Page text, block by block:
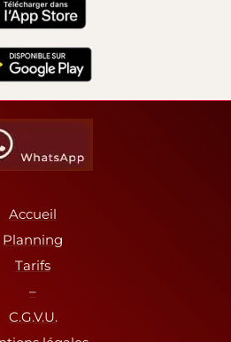
Accueil
Planning
Tarifs
–
C.G.V.U.